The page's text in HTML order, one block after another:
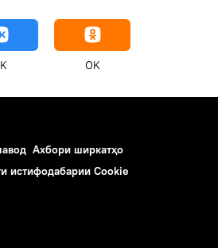
OK
Ахбори ширкатҳо
истифодабарии Cookie